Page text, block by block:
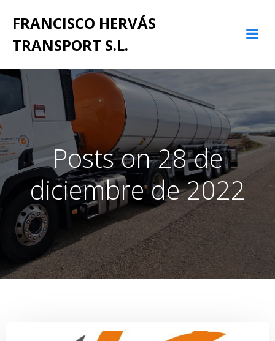
al
FRANCISCO HERVÁS
TRANSPORT S.L.
Posts on 28 de
diciembre de 2022